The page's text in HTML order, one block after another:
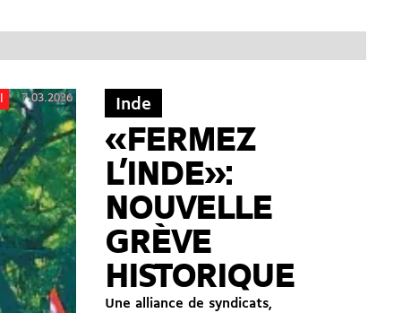
7.03.2026 Inde
«FERMEZ
L’INDE»:
NOUVELLE
GRÈVE
HISTORIQUE
Une alliance de syndicats,